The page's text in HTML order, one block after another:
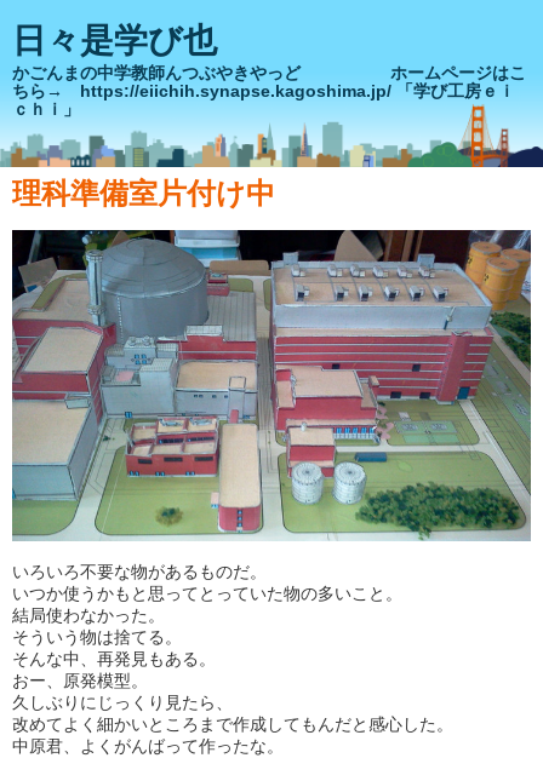
日々是学び也
かごんまの中学教師んつぶやきやっど ホームページはこ
ちら→ https://eiichih.synapse.kagoshima.jp/ 「学び工房ｅｉ
ｃｈｉ」
理科準備室片付け中
いろいろ不要な物があるものだ。
いつか使うかもと思ってとっていた物の多いこと。
結局使わなかった。
そういう物は捨てる。
そんな中、再発見もある。
おー、原発模型。
久しぶりにじっくり見たら、
改めてよく細かいところまで作成してもんだと感心した。
中原君、よくがんばって作ったな。